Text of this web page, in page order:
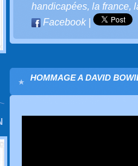
handicapées, la france,
Facebook|
HOMMAGE A DAVID